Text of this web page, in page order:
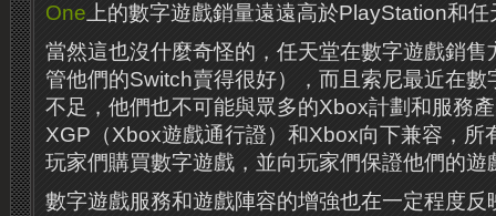
One 上的數字遊戲銷量遠遠高於PlayStation和任
當然這也沒什麼奇怪的，任天堂在數字遊戲銷售
管他們的Switch賣得很好），而且索尼最近在數
不足，他們也不可能與眾多的Xbox計劃和服務
XGP（Xbox遊戲通行證）和Xbox向下兼容，所
玩家們購買數字遊戲，並向玩家們保證他們的遊
數字遊戲服務和遊戲陣容的增強也在一定程度反